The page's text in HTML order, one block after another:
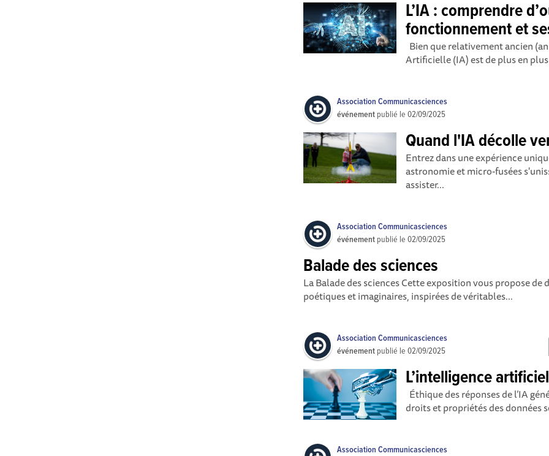
L’IA : comprendre
fonctionnement et
Bien que relativement ancien
Artificielle (IA) est de plus en
Association Communicasciences
événement publié le02/09/2025
Quand l'IA décolle
Entrez dans une expérience
astronomie et micro-fusées
assister...
Association Communicasciences
événement publié le02/09/2025
Balade des sciences
La Balade des sciences Cette exposition vous propose
poétiques et imaginaires, inspirées de véritables...
Association Communicasciences
événement publié le02/09/2025
L’intelligence
Éthique des réponses de l’IA
droits et propriétés des données
Association Communicasciences